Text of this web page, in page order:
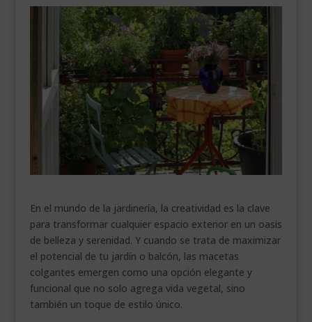
DECORACIÓN
HORARIO GARDEN
CONTACTAR
___________________________
En el mundo de la jardinería, la creatividad es la clave
para transformar cualquier espacio exterior en un oasis
de belleza y serenidad. Y cuando se trata de maximizar
el potencial de tu jardín o balcón, las macetas
colgantes emergen como una opción elegante y
funcional que no solo agrega vida vegetal, sino
también un toque de estilo único.